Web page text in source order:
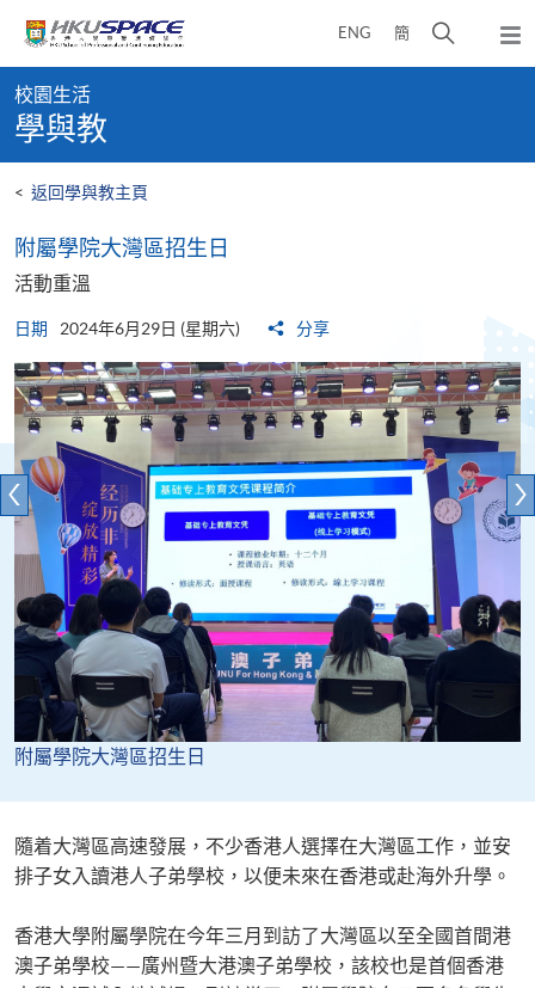
content
ENG 簡
開
彈
出
content
start
校園生活
學與教
< 返回學與教主頁
附屬學院大灣區招生日
活動重溫
日期 2024年6月29日 (星期六) 分享
附屬學院大灣區招生日
隨着大灣區高速發展，不少香港人選擇在大灣區工作，並安
排子女入讀港人子弟學校，以便未來在香港或赴海外升學。
香港大學附屬學院在今年三月到訪了大灣區以至全國首間港
澳子弟學校——廣州暨大港澳子弟學校，該校也是首個香港